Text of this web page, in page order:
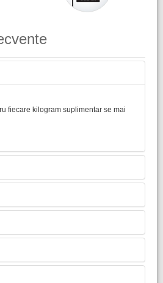
fiecare kilogram suplimentar se mai